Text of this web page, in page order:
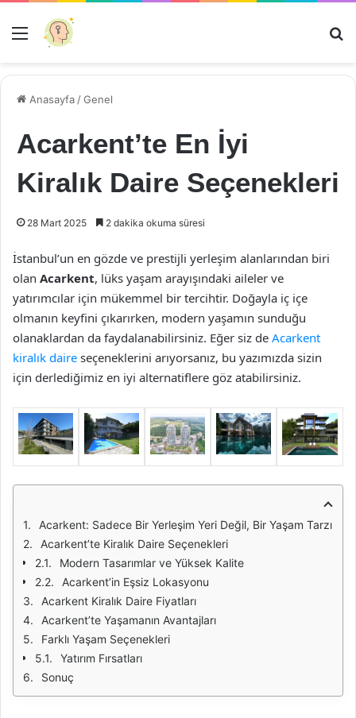
Menü
Anasayfa /Genel
Acarkent’te En İyi
Kiralık Daire Seçenekleri
28 Mart 2025 2 dakika okuma süresi
İstanbul’un en gözde ve prestijli yerleşim alanlarından biri
olan Acarkent, lüks yaşam arayışındaki aileler ve
yatırımcılar için mükemmel bir tercihtir. Doğayla iç içe
olmanın keyfini çıkarırken, modern yaşamın sunduğu
olanaklardan da faydalanabilirsiniz. Eğer siz de Acarkent
kiralık daire seçeneklerini arıyorsanız, bu yazımızda sizin
için derlediğimiz en iyi alternatiflere göz atabilirsiniz.
Acarkent: Sadece Bir Yerleşim Yeri Değil, Bir Yaşam Tarzı
Acarkent’te Kiralık Daire Seçenekleri
Modern Tasarımlar ve Yüksek Kalite
Acarkent’in Eşsiz Lokasyonu
Acarkent Kiralık Daire Fiyatları
Acarkent’te Yaşamanın Avantajları
Farklı Yaşam Seçenekleri
Yatırım Fırsatları
Sonuç